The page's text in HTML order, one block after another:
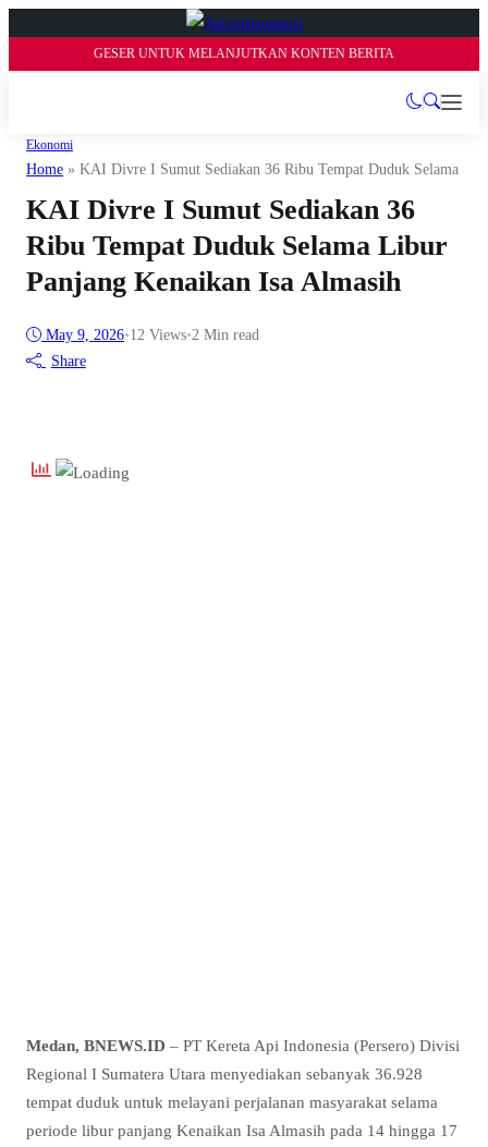
GESER UNTUK MELANJUTKAN KONTEN BERITA
Ekonomi
Home » KAI Divre I Sumut Sediakan 36 Ribu Tempat Duduk Selama
KAI Divre I Sumut Sediakan 36
Ribu Tempat Duduk Selama Libur
Panjang Kenaikan Isa Almasih
May 9, 2026•12 Views•2 Min read
Share
Medan, BNEWS.ID – PT Kereta Api Indonesia (Persero) Divisi
Regional I Sumatera Utara menyediakan sebanyak 36.928
tempat duduk untuk melayani perjalanan masyarakat selama
periode libur panjang Kenaikan Isa Almasih pada 14 hingga 17